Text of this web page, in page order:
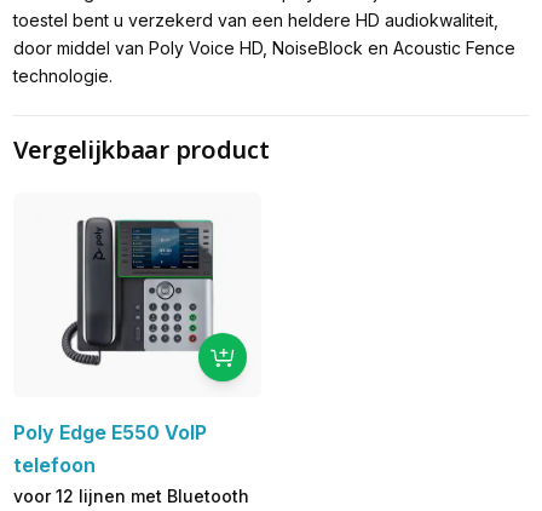
toestel bent u verzekerd van een heldere HD audiokwaliteit,
door middel van Poly Voice HD, NoiseBlock en Acoustic Fence
technologie.
Vergelijkbaar product
Poly Edge E550 VoIP
telefoon
voor 12 lijnen met Bluetooth